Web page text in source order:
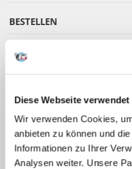
Diese Webseite
Wir verwenden Cookies,
anbieten zu können und
Informationen zu Ihrer
Analysen weiter. Unsere
BESTELLEN
NACH DEM KAUF